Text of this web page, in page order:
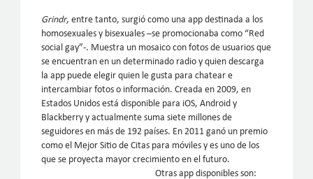
Grindr, entre tanto, surgió como una app destinada a los
homosexuales y bisexuales –se promocionaba como “Red
social gay”-. Muestra un mosaico con fotos de usuarios que
se encuentran en un determinado radio y quien descarga
la app puede elegir quien le gusta para chatear e
intercambiar fotos o información. Creada en 2009, en
Estados Unidos está disponible para iOS, Android y
Blackberry y actualmente suma siete millones de
seguidores en más de 192 países. En 2011 ganó un premio
como el Mejor Sitio de Citas para móviles y es uno de los
que se proyecta mayor crecimiento en el futuro.
Otras app disponibles son: